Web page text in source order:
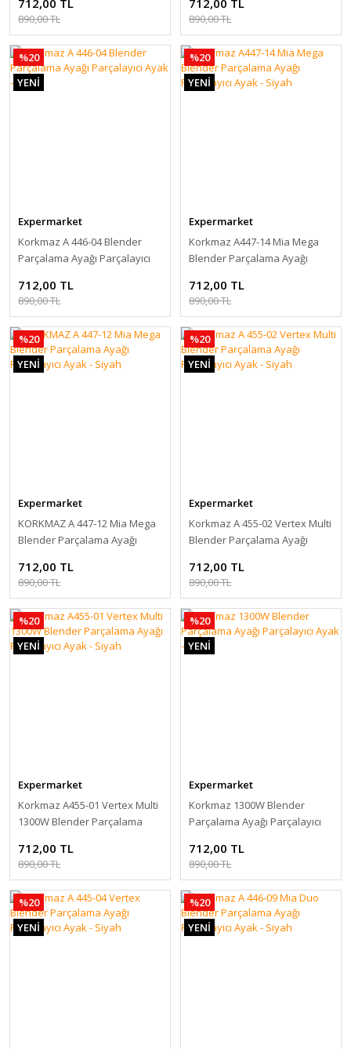
712,00 TL
890,00 TL
712,00 TL
890,00 TL
%20
YENİ
Expermarket
Korkmaz A 446-04 Blender
Parçalama Ayağı Parçalayıcı
712,00 TL
890,00 TL
%20
YENİ
Expermarket
Korkmaz A447-14 Mia Mega
Blender Parçalama Ayağı
712,00 TL
890,00 TL
%20
YENİ
Expermarket
KORKMAZ A 447-12 Mia Mega
Blender Parçalama Ayağı
712,00 TL
890,00 TL
%20
YENİ
Expermarket
Korkmaz A 455-02 Vertex Multi
Blender Parçalama Ayağı
712,00 TL
890,00 TL
%20
YENİ
Expermarket
Korkmaz A455-01 Vertex Multi
1300W Blender Parçalama
712,00 TL
890,00 TL
%20
YENİ
Expermarket
Korkmaz 1300W Blender
Parçalama Ayağı Parçalayıcı
712,00 TL
890,00 TL
%20
YENİ
%20
YENİ